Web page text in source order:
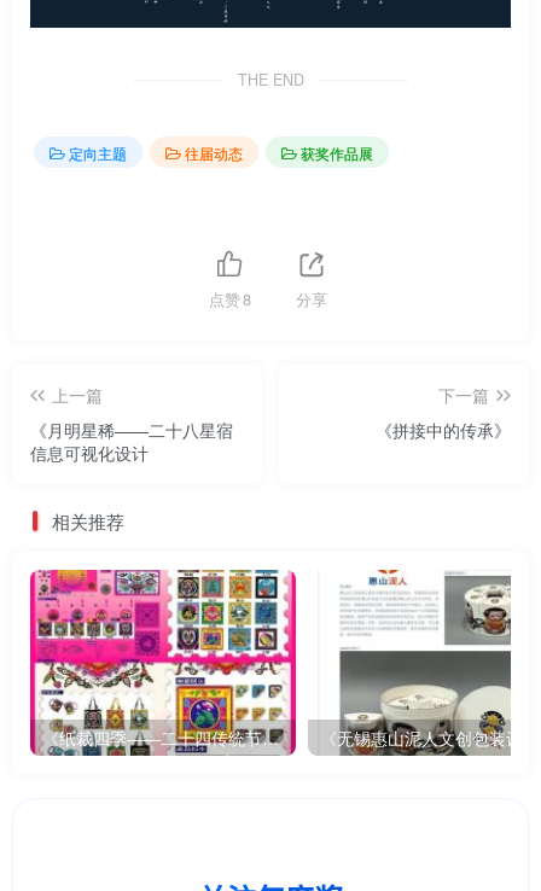
THE END
定向主题 往届动态 获奖作品展
点赞8 分享
上一篇
《月明星稀——二十八星宿
信息可视化设计
下一篇
《拼接中的传承》
相关推荐
《纸裁四季——二十四传统节气文创设计》 《无锡惠山泥人文创包装设